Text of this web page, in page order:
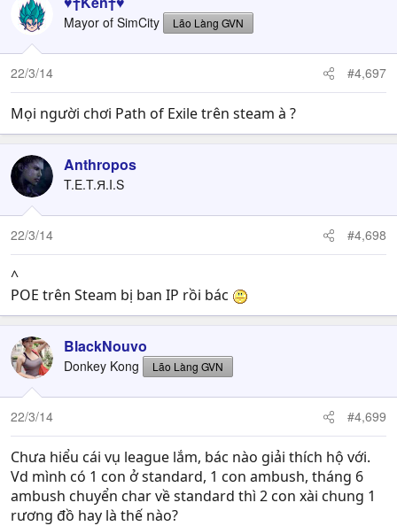
Mayor of SimCity Lão Làng GVN
22/3/14 #4,697
Mọi người chơi Path of Exile trên steam à ?
Anthropos
T.E.T.Я.I.S
22/3/14 #4,698
^
POE trên Steam bị ban IP rồi bác
BlackNouvo
Donkey Kong Lão Làng GVN
22/3/14 #4,699
Chưa hiểu cái vụ league lắm, bác nào giải thích hộ với.
Vd mình có 1 con ở standard, 1 con ambush, tháng 6
ambush chuyển char về standard thì 2 con xài chung 1
rương đồ hay là thế nào?